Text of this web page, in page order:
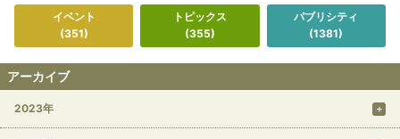
イベント
(351)
トピックス
(355)
パブリシティ
(1381)
アーカイブ
2023年